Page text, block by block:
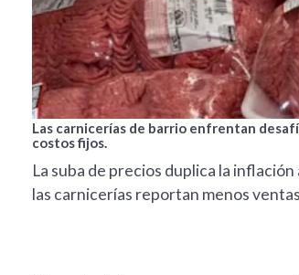
Las carnicerías de barrio enfrentan
costos fijos.
La suba de precios duplica la
las carnicerías reportan menos